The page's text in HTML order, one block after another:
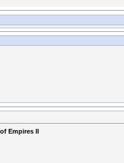
Empires II